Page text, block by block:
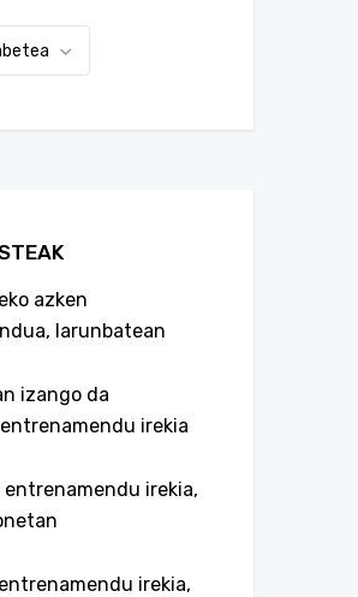
azken
larunbatean
izango da
irekia
irekia,
irekia,